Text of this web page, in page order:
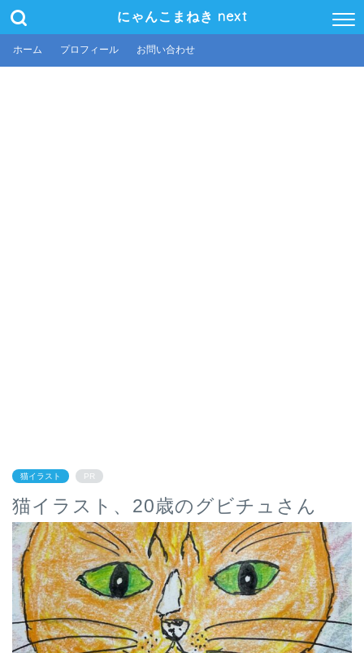
にゃんこまねき next
ホーム プロフィール お問い合わせ
猫イラスト PR
猫イラスト、20歳のグビチュさん